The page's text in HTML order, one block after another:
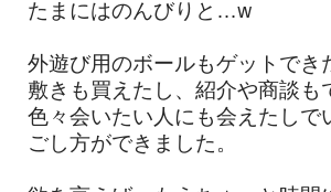
たまにはのんびりと…w
外遊び用のボールもゲットでき
敷きも買えたし、紹介や商談も
色々会いたい人にも会えたしで
ごし方ができました。